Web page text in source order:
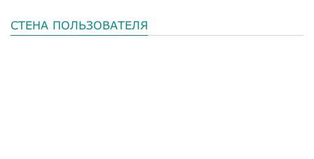
СТЕНА ПОЛЬЗОВАТЕЛЯ